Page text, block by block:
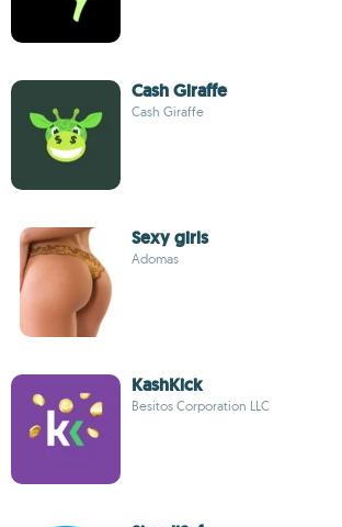
Cash Giraffe
Cash Giraffe
Sexy girls
Adomas
KashKick
Besitos Corporation LLC